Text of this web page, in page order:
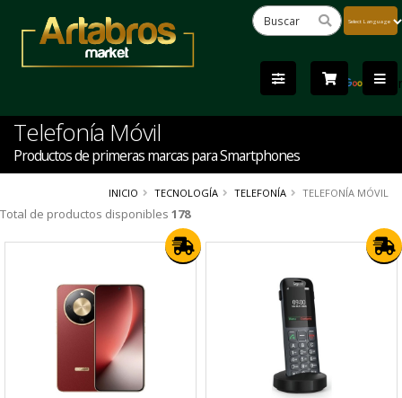
by
Telefonía Móvil
Productos de primeras marcas para Smartphones
INICIO TECNOLOGÍA TELEFONÍA TELEFONÍA MÓVIL
Total de productos disponibles 178